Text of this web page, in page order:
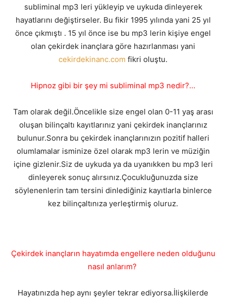
subliminal mp3 leri yükleyip ve uykuda dinleyerek
hayatlarını değiştirseler. Bu fikir 1995 yılında yani 25 yıl
önce çıkmıştı . 15 yıl önce ise bu mp3 lerin kişiye engel
olan çekirdek inançlara göre hazırlanması yani
cekirdekinanc.com fikri oluştu.
Hipnoz gibi bir şey mi subliminal mp3 nedir?…
Tam olarak değil.Öncelikle size engel olan 0-11 yaş arası
oluşan bilinçaltı kayıtlarınız yani çekirdek inançlarınız
bulunur.Sonra bu çekirdek inançlarınızın pozitif halleri
olumlamalar isminize özel olarak mp3 lerin ve müziğin
içine gizlenir.Siz de uykuda ya da uyanıkken bu mp3 leri
dinleyerek sonuç alırsınız.Çocukluğunuzda size
söylenenlerin tam tersini dinlediğiniz kayıtlarla binlerce
kez bilinçaltınıza yerleştirmiş oluruz.
Çekirdek inançların hayatımda engellere neden olduğunu
nasıl anlarım?
Hayatınızda hep aynı şeyler tekrar ediyorsa.İlişkilerde